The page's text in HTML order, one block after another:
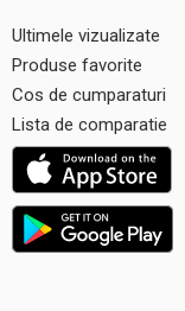
Ultimele vizualizate
Produse favorite
Cos de cumparaturi
Lista de comparatie